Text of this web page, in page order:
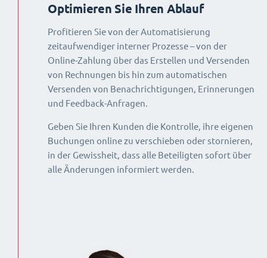
Optimieren Sie Ihren Ablauf
Profitieren Sie von der Automatisierung
zeitaufwendiger interner Prozesse – von der
Online-Zahlung über das Erstellen und Versenden
von Rechnungen bis hin zum automatischen
Versenden von Benachrichtigungen, Erinnerungen
und Feedback-Anfragen.
Geben Sie Ihren Kunden die Kontrolle, ihre eigenen
Buchungen online zu verschieben oder stornieren,
in der Gewissheit, dass alle Beteiligten sofort über
alle Änderungen informiert werden.